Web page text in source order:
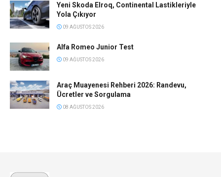
Yeni Skoda Elroq, Continental Lastikleriyle
Yola Çıkıyor
09 AĞUSTOS 2026
Alfa Romeo Junior Test
09 AĞUSTOS 2026
Araç Muayenesi Rehberi 2026: Randevu,
Ücretler ve Sorgulama
08 AĞUSTOS 2026